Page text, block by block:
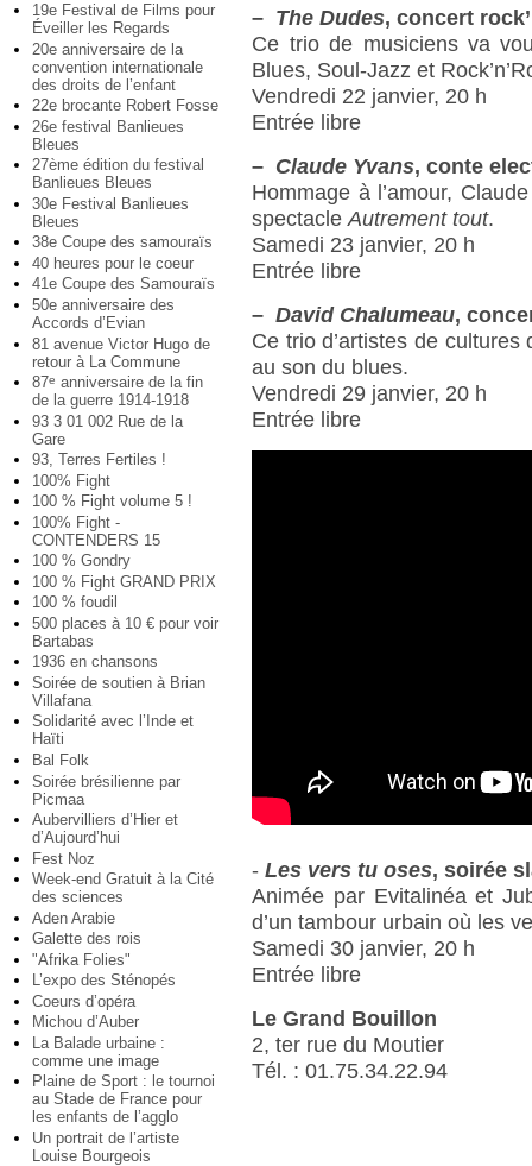
19e Festival de Films pour
Éveiller les Regards
20e anniversaire de la
convention internationale
des droits de l’enfant
22e brocante Robert Fosse
26e festival Banlieues
Bleues
27ème édition du festival
Banlieues Bleues
30e Festival Banlieues
Bleues
38e Coupe des samouraïs
40 heures pour le coeur
41e Coupe des Samouraïs
50e anniversaire des
Accords d’Evian
81 avenue Victor Hugo de
retour à La Commune
87e anniversaire de la fin
de la guerre 1914-1918
93 3 01 002 Rue de la
Gare
93, Terres Fertiles !
100% Fight
100 % Fight volume 5 !
100% Fight -
CONTENDERS 15
100 % Gondry
100 % Fight GRAND PRIX
100 % foudil
500 places à 10 € pour voir
Bartabas
1936 en chansons
Soirée de soutien à Brian
Villafana
Solidarité avec l’Inde et
Haïti
Bal Folk
Soirée brésilienne par
Picmaa
Aubervilliers d’Hier et
d’Aujourd’hui
Fest Noz
Week-end Gratuit à la Cité
des sciences
Aden Arabie
Galette des rois
"Afrika Folies"
L’expo des Sténopés
Coeurs d’opéra
Michou d’Auber
La Balade urbaine :
comme une image
Plaine de Sport : le tournoi
au Stade de France pour
les enfants de l’agglo
Un portrait de l’artiste
Louise Bourgeois
– The Dudes, concert
Ce trio de musiciens va
Blues, Soul-Jazz et
Vendredi 22 janvier, 20 h
Entrée libre
– Claude Yvans, conte
Hommage à l’amour,
spectacleAutrement tout.
Samedi 23 janvier, 20 h
Entrée libre
– David Chalumeau,
Ce trio d’artistes de
au son du blues.
Vendredi 29 janvier, 20 h
Entrée libre
-Les vers tu oses, soirée
Animée par Evitalinéa et
d’un tambour urbain où les
Samedi 30 janvier, 20 h
Entrée libre
Le Grand Bouillon
2, ter rue du Moutier
Tél. : 01.75.34.22.94